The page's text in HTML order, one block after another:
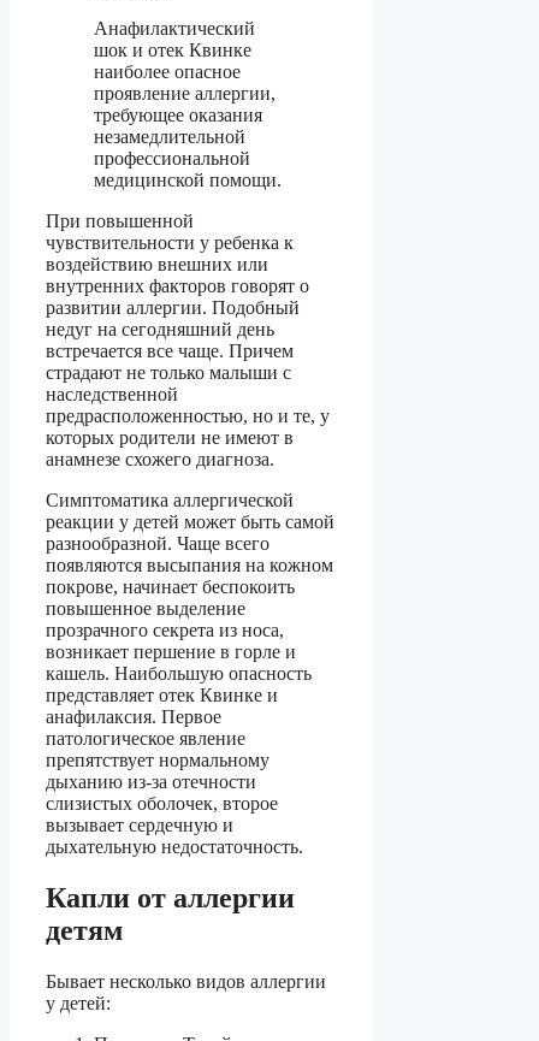
Анафилактический
шок и отек Квинке
наиболее опасное
проявление аллергии,
требующее оказания
незамедлительной
профессиональной
медицинской помощи.
При повышенной
чувствительности у ребенка к
воздействию внешних или
внутренних факторов говорят о
развитии аллергии. Подобный
недуг на сегодняшний день
встречается все чаще. Причем
страдают не только малыши с
наследственной
предрасположенностью, но и те, у
которых родители не имеют в
анамнезе схожего диагноза.
Симптоматика аллергической
реакции у детей может быть самой
разнообразной. Чаще всего
появляются высыпания на кожном
покрове, начинает беспокоить
повышенное выделение
прозрачного секрета из носа,
возникает першение в горле и
кашель. Наибольшую опасность
представляет отек Квинке и
анафилаксия. Первое
патологическое явление
препятствует нормальному
дыханию из-за отечности
слизистых оболочек, второе
вызывает сердечную и
дыхательную недостаточность.
Капли от аллергии
детям
Бывает несколько видов аллергии
у детей: